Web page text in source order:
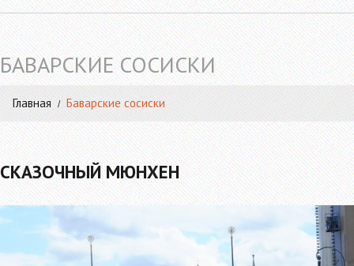
БАВАРСКИЕ СОСИСКИ
Главная Баварские сосиски
СКАЗОЧНЫЙ МЮНХЕН